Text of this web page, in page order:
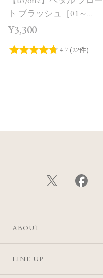
ト ブラッシュ［01～
03］
¥3,300
ABOUT
LINE UP